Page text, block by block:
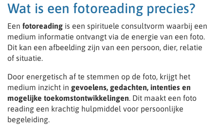
Wat is een fotoreading precies?
Een fotoreading is een spirituele consultvorm waarbij een
medium informatie ontvangt via de energie van een foto.
Dit kan een afbeelding zijn van een persoon, dier, relatie
of situatie.
Door energetisch af te stemmen op de foto, krijgt het
medium inzicht in gevoelens, gedachten, intenties en
mogelijke toekomstontwikkelingen. Dit maakt een foto
reading een krachtig hulpmiddel voor persoonlijke
begeleiding.